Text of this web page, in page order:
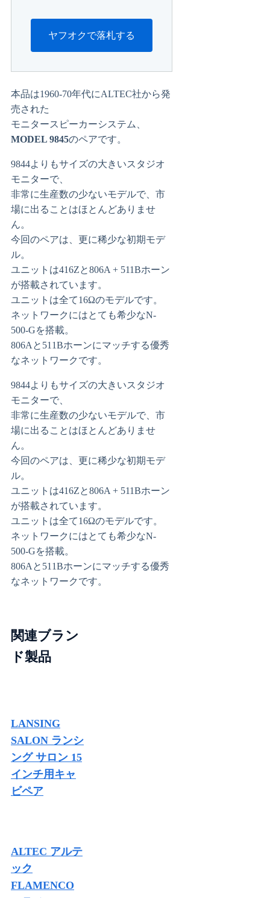
ヤフオクで落札する
本品は1960-70年代にALTEC社から発
売された
モニタースピーカーシステム、
MODEL 9845のペアです。
9844よりもサイズの大きいスタジオ
モニターで、
非常に生産数の少ないモデルで、市
場に出ることはほとんどありませ
ん。
今回のペアは、更に稀少な初期モデ
ル。
ユニットは416Zと806A + 511Bホーン
が搭載されています。
ユニットは全て16Ωのモデルです。
ネットワークにはとても希少なN-
500-Gを搭載。
806Aと511Bホーンにマッチする優秀
なネットワークです。
9844よりもサイズの大きいスタジオ
モニターで、
非常に生産数の少ないモデルで、市
場に出ることはほとんどありませ
ん。
今回のペアは、更に稀少な初期モデ
ル。
ユニットは416Zと806A + 511Bホーン
が搭載されています。
ユニットは全て16Ωのモデルです。
ネットワークにはとても希少なN-
500-Gを搭載。
806Aと511Bホーンにマッチする優秀
なネットワークです。
関連ブラン
ド製品
LANSING
SALON ランシ
ング サロン 15
インチ用キャ
ビペア
ALTEC アルテ
ック
FLAMENCO